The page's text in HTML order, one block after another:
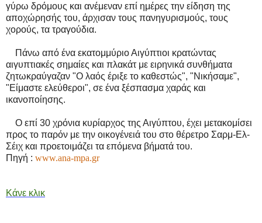
γύρω δρόμους και ανέμεναν επί ημέρες την είδηση της
αποχώρησής του, άρχισαν τους πανηγυρισμούς, τους
χορούς, τα τραγούδια.
Πάνω από ένα εκατομμύριο Αιγύπτιοι κρατώντας
αιγυπτιακές σημαίες και πλακάτ με ειρηνικά συνθήματα
ζητωκραύγαζαν "Ο λαός έριξε το καθεστώς", "Νικήσαμε",
"Είμαστε ελεύθεροι", σε ένα ξέσπασμα χαράς και
ικανοποίησης.
Ο επί 30 χρόνια κυρίαρχος της Αιγύπτου, έχει μετακομίσει
προς το παρόν με την οικογένειά του στο θέρετρο Σαρμ-Ελ-
Σέιχ και προετοιμάζει τα επόμενα βήματά του.
Πηγή : www.ana-mpa.gr
Κάνε κλικ